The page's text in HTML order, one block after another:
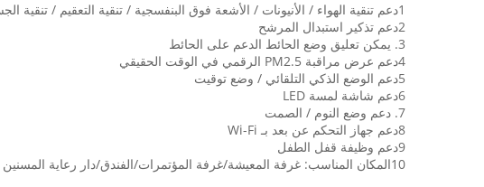
1دعم تنقية الهواء / الأنيونات / الأشعة فوق البنفسجية / تنقية التعقيم / تنقية الجسيمات PM2.5 / ترطيب ستائر المياه / جهاز تحكم عن بعد WiFi
2دعم تذكير استبدال المرشح
3. يمكن تعليق وضع الحائط الدعم على الحائط
4دعم عرض مراقبة PM2.5 الرقمي في الوقت الحقيقي
5دعم الوضع الذكي التلقائي / وضع توقيت
6دعم شاشة لمسة LED
7. دعم وضع النوم / الصمت
8دعم جهاز التحكم عن بعد بـ Wi-Fi
9دعم وظيفة قفل الطفل
10المكان المناسب: غرفة المعيشة/غرفة المؤتمرات/الفندق/دار رعاية المسنين (دعم معلّق على الجدار)